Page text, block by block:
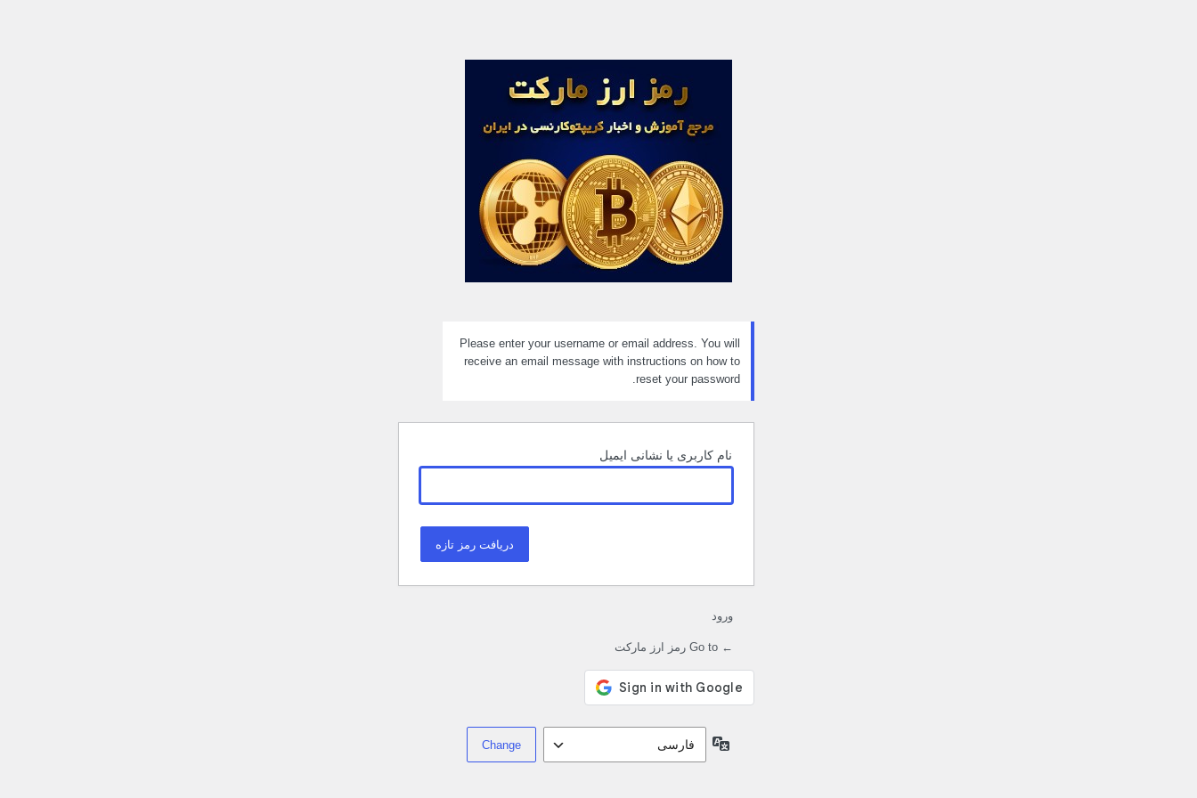
Please enter your username or email address. You will
receive an email message with instructions on how to
reset your password.
نام کاربری یا نشانی ایمیل
ورود
← Go to رمز ارز مارکت
زبان